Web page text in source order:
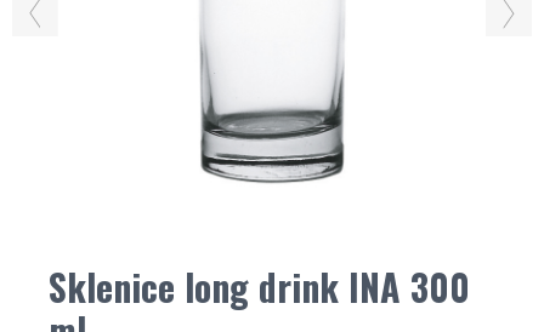
Sklenice long drink INA 300